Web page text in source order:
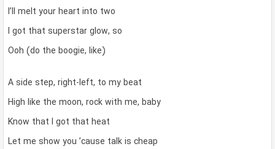
I’ll melt your heart into two
I got that superstar glow, so
Ooh (do the boogie, like)
A side step, right-left, to my beat
High like the moon, rock with me, baby
Know that I got that heat
Let me show you ’cause talk is cheap